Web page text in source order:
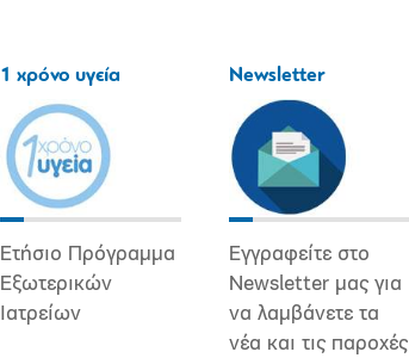
1 χρόνο υγεία
Ετήσιο Πρόγραμμα
Εξωτερικών
Ιατρείων
Newsletter
Εγγραφείτε στο
Newsletter μας για
να λαμβάνετε τα
νέα και τις παροχές